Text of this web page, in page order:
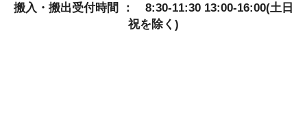
搬入・搬出受付時間 ： 8:30-11:30 13:00-16:00(土日
祝を除く)